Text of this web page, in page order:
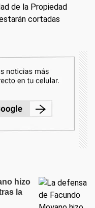
de la Propiedad
cortadas
hizo
la